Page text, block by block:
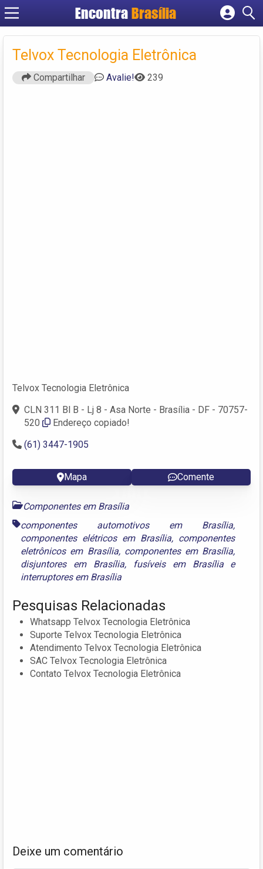
EncontraBrasília
Cadastrar empresa
Criar conta
Telvox Tecnologia Eletrônica
Compartilhar Avalie! 239
Telvox Tecnologia Eletrônica
CLN 311 Bl B - Lj 8 - Asa Norte - Brasília - DF - 70757-
520
Endereço copiado!
(61) 3447-1905
Mapa Comente
Componentes em Brasília
componentes automotivos em Brasília,
componentes elétricos em Brasília, componentes
eletrônicos em Brasília, componentes em Brasília,
disjuntores em Brasília, fusíveis em Brasíliae
interruptores em Brasília
Pesquisas Relacionadas
Whatsapp Telvox Tecnologia Eletrônica
Suporte Telvox Tecnologia Eletrônica
Atendimento Telvox Tecnologia Eletrônica
SAC Telvox Tecnologia Eletrônica
Contato Telvox Tecnologia Eletrônica
Deixe um comentário